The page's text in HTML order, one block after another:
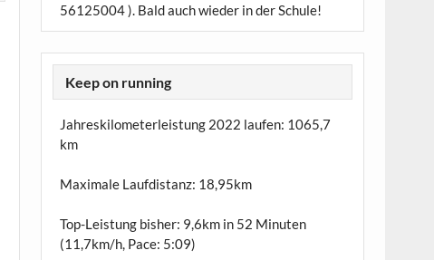
56125004 ). Bald auch wieder in der Schule!
Keep on running
Jahreskilometerleistung 2022 laufen: 1065,7
km
Maximale Laufdistanz: 18,95km
Top-Leistung bisher: 9,6km in 52 Minuten
(11,7km/h, Pace: 5:09)